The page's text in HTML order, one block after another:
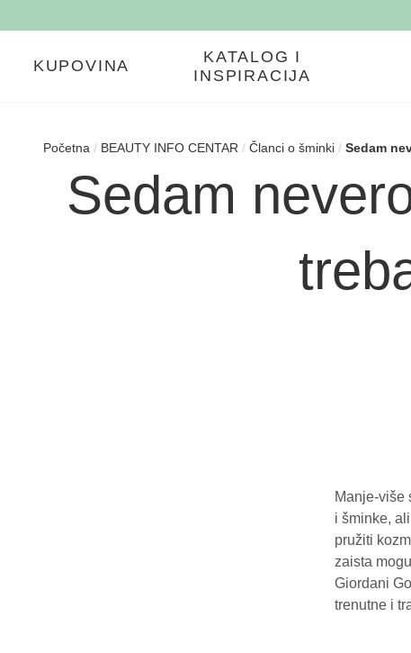
KUPOVINA
KATALOG I
INSPIRACIJA
Početna / BEAUTY INFO CENTAR / Članci o šminki / Sedam
Sedam
Manje-više
i šminke,
pružiti
zaista
Giordani
trenutne i